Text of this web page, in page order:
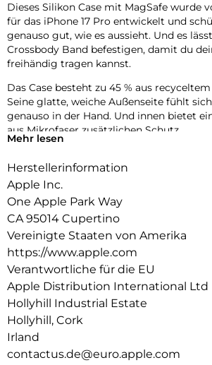
Dieses Silikon Case mit MagSafe wurde
für das iPhone 17 Pro entwickelt und
genauso gut, wie es aussieht. Und es
Crossbody Band befestigen, damit du
freihändig tragen kannst.
Das Case besteht zu 45 % aus
Seine glatte, weiche Außenseite fühlt
genauso in der Hand. Und innen bietet
aus Mikrofaser zusätzlichen Schutz.
Es kommt mit Saphirglas mit einer
Bewegungen deines Fingers zur
überträgt.
Mit integrierten Magneten, die sich
ausrichten, hält das Case ganz einfach
schnelleres kabel­loses Laden. Lass dein
einfach im Case und docke dein MagSafe
leg es auf dein Qi2 25W oder Qi
Wie jedes von Apple entwickelte Case
des Design‑ und Fertigungs­prozesses
Teststunden. Deshalb sieht es nicht nur
sondern ist auch dafür gemacht, dein
und bei Stürzen zu schützen.
Mehr lesen
Herstellerinformation
Apple Inc.
One Apple Park Way
CA 95014 Cupertino
Vereinigte Staaten von Amerika
https://www.apple.com
Verantwortliche für die EU
Apple Distribution International Ltd
Hollyhill Industrial Estate
Hollyhill, Cork
Irland
contactus.de@euro.apple.com